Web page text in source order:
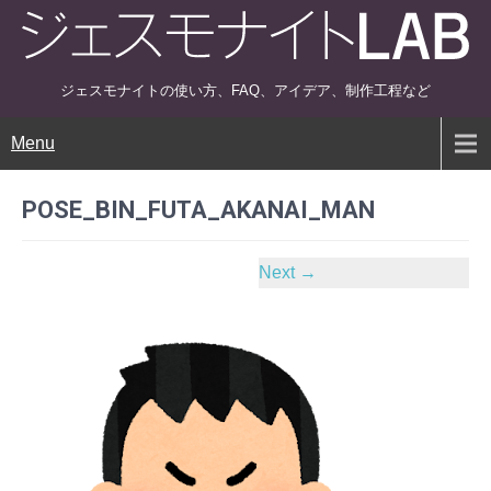
ジェスモナイトの使い方、FAQ、アイデア、制作工程など
Menu
POSE_BIN_FUTA_AKANAI_MAN
Next →